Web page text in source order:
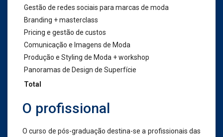
Gestão de redes sociais para marcas de moda
Branding + masterclass
Pricing e gestão de custos
Comunicação e Imagens de Moda
Produção e Styling de Moda + workshop
Panoramas de Design de Superfície
Total
O profissional
O curso de pós-graduação destina-se a profissionais das